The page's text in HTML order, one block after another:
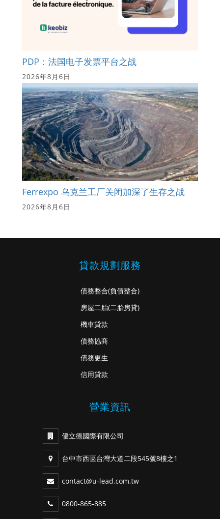
PDP：法国电子发票平台之战
2026年8月6日
Ferrexpo 乌克兰工厂关闭加深了生存之战
2026年8月6日
貸款規劃服務
債務整合(負債整合)
房屋二胎(二胎房貸)
機車貸款
債務協商
債務更生
信用貸款
營業資訊
優立德國際有限公司
台中市西區台灣大道二段545號8樓之1
contact@u-lead.com.tw
0800-865-885